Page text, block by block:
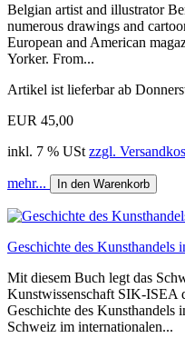
Belgian artist and illustrator
numerous drawings and
European and American
Yorker. From...
Artikel ist lieferbar ab
EUR 45,00
inkl. 7 % USt zzgl.
mehr... In den Warenkorb
Geschichte des Kunsthandels
Mit diesem Buch legt das
Kunstwissenschaft SIK-ISEA
Geschichte des Kunsthandels
Schweiz im internationalen...